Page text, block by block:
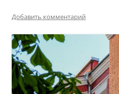
Добавить комментарий